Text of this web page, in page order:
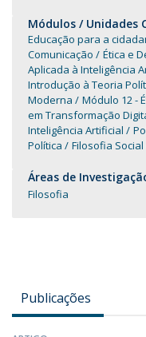
Módulos / Unidades
Educação para a
Comunicação
Ética e
Aplicada à Inteligência
Introdução à Teoria
Moderna
Módulo 12 -
em Transformação
Inteligência Artificial
Política
Filosofia Social
Áreas de
Filosofia
Publicações